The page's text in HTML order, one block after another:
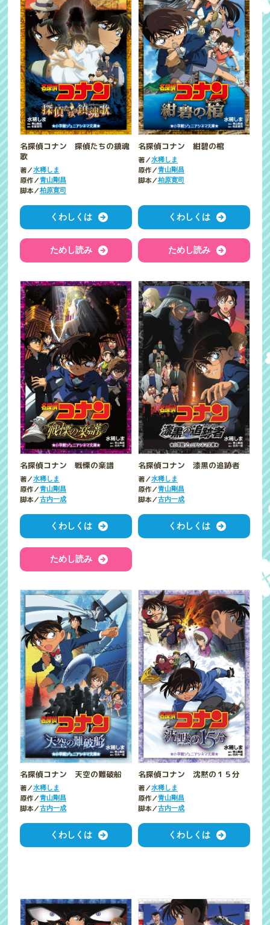
名探偵コナン 探偵たちの鎮魂
歌
著／水稀しま
原作／青山剛昌
脚本／柏原寛司
くわしくは
ためし読み
名探偵コナン 紺碧の棺
著／水稀しま
原作／青山剛昌
脚本／柏原寛司
くわしくは
ためし読み
名探偵コナン 戦慄の楽譜
著／水稀しま
原作／青山剛昌
脚本／古内一成
くわしくは
ためし読み
名探偵コナン 漆黒の追跡者
著／水稀しま
原作／青山剛昌
脚本／古内一成
くわしくは
名探偵コナン 天空の難破船
著／水稀しま
原作／青山剛昌
脚本／古内一成
くわしくは
名探偵コナン 沈黙の１５分
著／水稀しま
原作／青山剛昌
脚本／古内一成
くわしくは